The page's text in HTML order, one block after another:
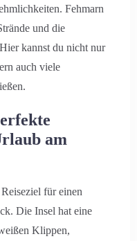
Fehmarn
und die
kannst du nicht nur
auch viele
am
für einen
Die Insel hat eine
Klippen,